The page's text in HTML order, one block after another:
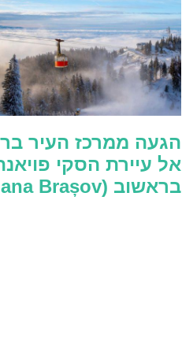
הגעה ממרכז העיר
אל עיירת הסקי
בראשוב (Poiana Brașov)